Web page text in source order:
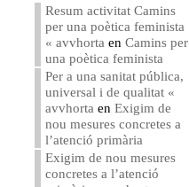
Resum activitat Camins
per una poètica feminista
« avvhorta en Camins per
una poètica feminista
Per a una sanitat pública,
universal i de qualitat «
avvhorta en Exigim de
nou mesures concretes a
l’atenció primària
Exigim de nou mesures
concretes a l’atenció